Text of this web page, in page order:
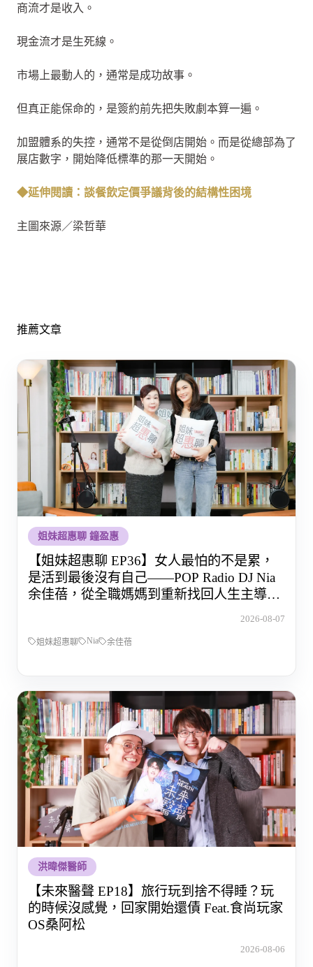
商流才是收入。
現金流才是生死線。
市場上最動人的，通常是成功故事。
但真正能保命的，是簽約前先把失敗劇本算一遍。
加盟體系的失控，通常不是從倒店開始。而是從總部為了
展店數字，開始降低標準的那一天開始。
◆延伸閱讀：談餐飲定價爭議背後的結構性困境
主圖來源／梁哲華
推薦文章
姐妹超惠聊 鐘盈惠
【姐妹超惠聊 EP36】女人最怕的不是累，
是活到最後沒有自己——POP Radio DJ Nia
余佳蓓，從全職媽媽到重新找回人生主導權
2026-08-07
姐妹超惠聊 Nia 余佳蓓
洪暐傑醫師
【未來醫聲 EP18】旅行玩到捨不得睡？玩
的時候沒感覺，回家開始還債 Feat.食尚玩家
OS桑阿松
2026-08-06